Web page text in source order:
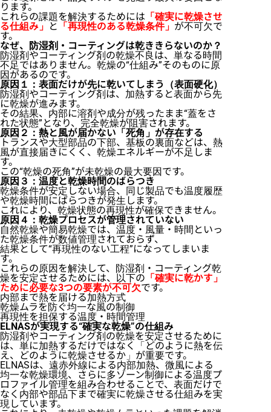
ります。
これらの課題を解決するためには 「確実に乾燥させ
る仕組み」 と 「再現性のある乾燥条件」 が不可欠で
す。
なぜ、防湿剤・コーティングは乾ききらないのか？
防湿剤やコーティング剤の乾燥不良は、単なる時間
不足ではありません。 乾燥の“仕組み”そのものに原
因があるのです。
原因１：表面だけが先に乾いてしまう（表面硬化）
防湿剤やコーティング剤は、加熱すると表面から先
に乾燥が進みます。
その結果、内部に溶剤や成分が残ったまま“蓋をさ
れた状態”となり、完全乾燥が阻害されます。
原因２：熱と風が届かない「死角」が存在する
トランスや大型部品の下部、基板の裏面などは、熱
風が直接届きにくく、乾燥エネルギーが不足しま
す。
この“乾燥の死角”が未乾燥の最大要因です。
原因３：温度と乾燥時間のばらつき
乾燥条件が安定しない場合、同じ製品でも温度履歴
や乾燥時間にばらつきが発生します。
これにより、乾燥状態の再現性が確保できません。
原因４：乾燥プロセスが管理されていない
自然乾燥や簡易乾燥では、温度・風量・時間といっ
た乾燥条件が数値管理されておらず、
結果として“再現性のない工程”になってしまいま
す。
これらの原因を解決して、防湿剤・コーティング乾
燥を安定させるためには、以下の 「確実に乾かす」
ために必要な3つの要素が不可欠です。
内部まで熱を届ける加熱方式
乾燥ムラを防ぐ均一な風の制御
再現性を担保する温度・時間管理
ELNASが実現する“確実な乾燥”の仕組み
防湿剤やコーティング剤の乾燥を安定させるために
は、 単に加熱するだけではなく「どのように熱を伝
え、どのように乾燥させるか」が重要です。
ELNASは、遠赤外線による内部加熱、微風による
均一な乾燥環境、さらに多ゾーン制御による温度プ
ロファイル管理を組み合わせることで、表面だけで
なく内部や部品下まで確実に乾燥させる仕組みを実
現しています。